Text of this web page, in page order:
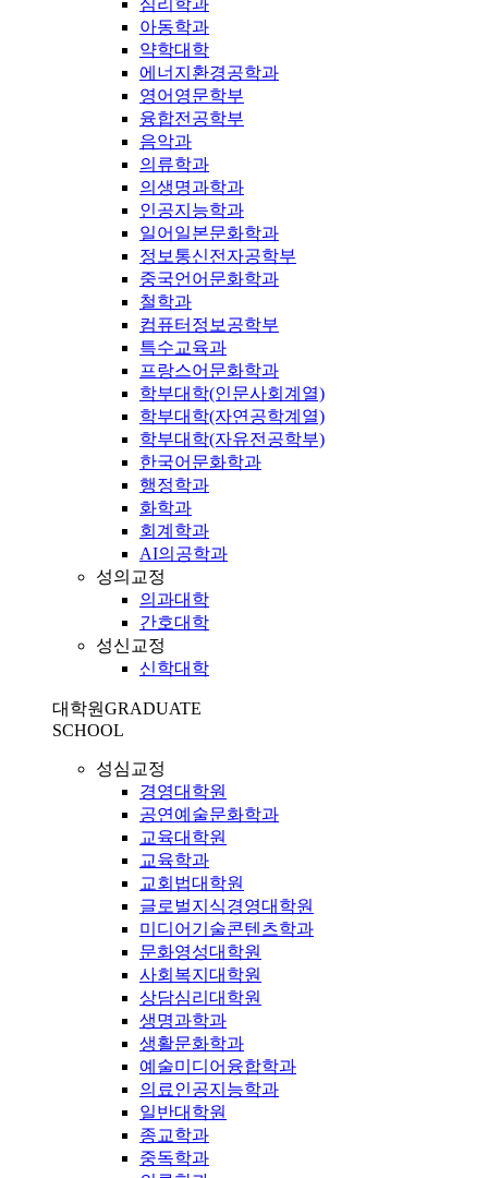
심리학과
아동학과
약학대학
에너지환경공학과
영어영문학부
융합전공학부
음악과
의류학과
의생명과학과
인공지능학과
일어일본문화학과
정보통신전자공학부
중국언어문화학과
철학과
컴퓨터정보공학부
특수교육과
프랑스어문화학과
학부대학(인문사회계열)
학부대학(자연공학계열)
학부대학(자유전공학부)
한국어문화학과
행정학과
화학과
회계학과
AI의공학과
성의교정
의과대학
간호대학
성신교정
신학대학
대학원GRADUATE
SCHOOL
성심교정
경영대학원
공연예술문화학과
교육대학원
교육학과
교회법대학원
글로벌지식경영대학원
미디어기술콘텐츠학과
문화영성대학원
사회복지대학원
상담심리대학원
생명과학과
생활문화학과
예술미디어융합학과
의료인공지능학과
일반대학원
종교학과
중독학과